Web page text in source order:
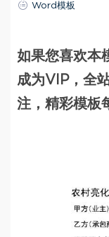
Word模板
如果您喜欢本
成为VIP，全
注，精彩模板